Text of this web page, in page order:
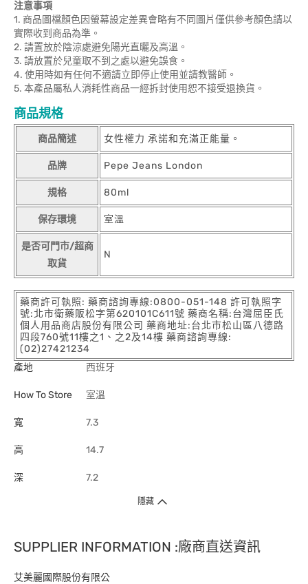
注意事項
1. 商品圖檔顏色因螢幕設定差異會略有不同圖片僅供參考顏色請以
實際收到商品為準。
2. 請置放於陰涼處避免陽光直曬及高溫。
3. 請放置於兒童取不到之處以避免誤食。
4. 使用時如有任何不適請立即停止使用並請教醫師。
5. 本產品屬私人消耗性商品一經拆封使用恕不接受退換貨。
商品規格
商品簡述 女性權力 承諾和充滿正能量。
品牌 Pepe Jeans London
規格 80ml
保存環境 室溫
是否可門市/超商
取貨
N
藥商許可執照: 藥商諮詢專線:0800-051-148 許可執照字
號:北市衛藥販松字第620101C611號 藥商名稱:台灣屈臣氏
個人用品商店股份有限公司 藥商地址:台北市松山區八德路
四段760號11樓之1、之2及14樓 藥商諮詢專線:
(02)27421234
產地
西班牙
How To Store 室溫
寬 7.3
高 14.7
深 7.2
隱藏
SUPPLIER INFORMATION :廠商直送資訊
艾美麗國際股份有限公